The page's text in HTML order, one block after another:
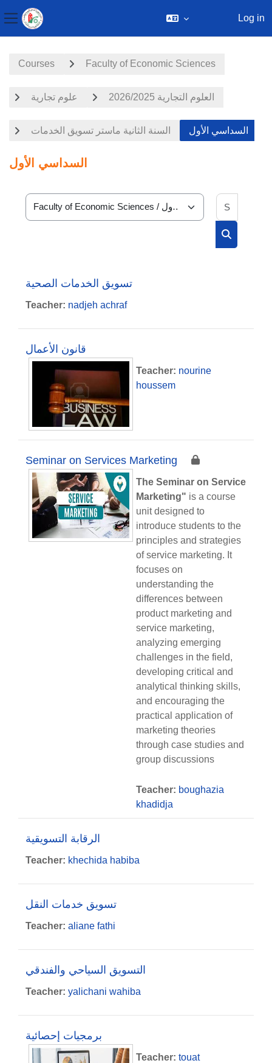
Side panel
Log in
Courses Faculty of Economic Sciences
علوم تجارية العلوم التجارية 2026/2025
السنة الثانية ماستر تسويق الخدمات السداسي الأول
السداسي الأول
Course categories
تسويق الخدمات الصحية
Teacher: nadjeh achraf
قانون الأعمال
Teacher: nourine
houssem
Seminar on Services Marketing
The Seminar on Service
Marketing" is a course
unit designed to
introduce students to the
principles and strategies
of service marketing. It
focuses on
understanding the
differences between
product marketing and
service marketing,
analyzing emerging
challenges in the field,
developing critical and
analytical thinking skills,
and encouraging the
practical application of
marketing theories
through case studies and
group discussions
Teacher: boughazia
khadidja
الرقابة التسويقية
Teacher: khechida habiba
تسويق خدمات النقل
Teacher: aliane fathi
التسويق السياحي والفندقي
Teacher: yalichani wahiba
برمجيات إحصائية
Teacher: touat